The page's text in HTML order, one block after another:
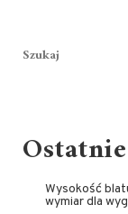
Szukaj
Wysokość
wymiar dla